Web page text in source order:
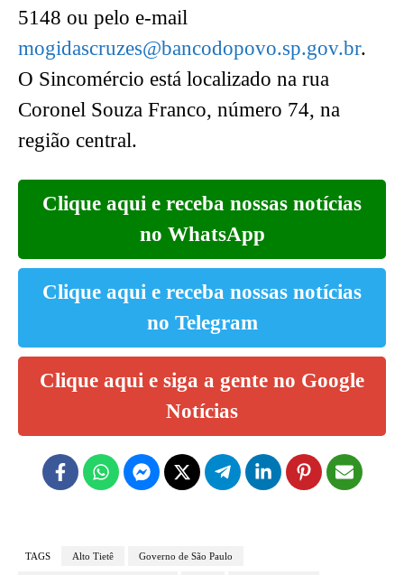
5148 ou pelo e-mail
mogidascruzes@bancodopovo.sp.gov.br.
O Sincomércio está localizado na rua
Coronel Souza Franco, número 74, na
região central.
Clique aqui e receba nossas notícias
no WhatsApp
Clique aqui e receba nossas notícias
no Telegram
Clique aqui e siga a gente no Google
Notícias
TAGS Alto Tietê Governo de São Paulo